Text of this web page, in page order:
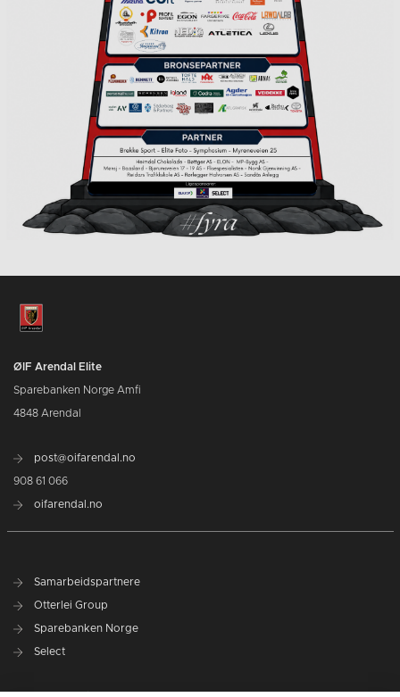
ØIF Arendal Elite
Sparebanken Norge Amfi
4848 Arendal
post@oifarendal.no
908 61 066
oifarendal.no
Samarbeidspartnere
Otterlei Group
Sparebanken Norge
Select